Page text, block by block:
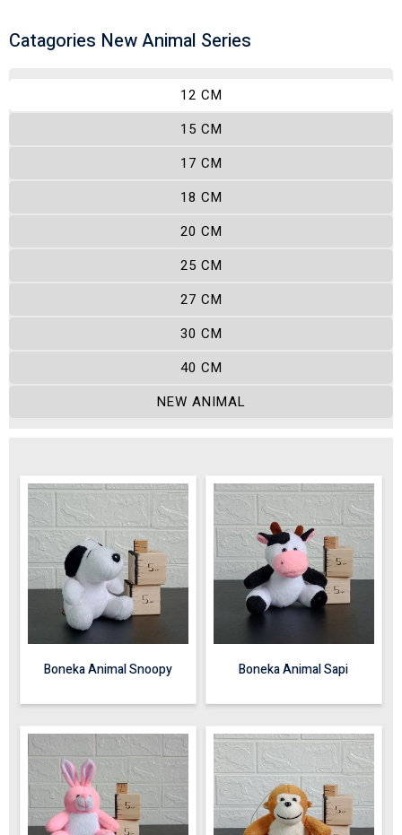
Catagories New Animal Series
12 CM
15 CM
17 CM
18 CM
20 CM
25 CM
27 CM
30 CM
40 CM
NEW ANIMAL
Boneka Animal Snoopy Boneka Animal Sapi